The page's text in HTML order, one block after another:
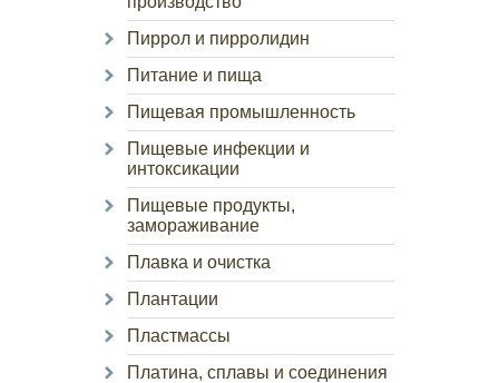
Пиррол и пирролидин
Питание и пища
Пищевая промышленность
Пищевые инфекции и
интоксикации
Пищевые продукты,
замораживание
Плавка и очистка
Плантации
Пластмассы
Платина, сплавы и соединения